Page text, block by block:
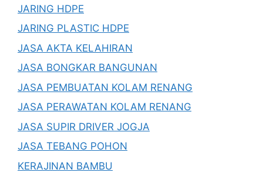
JARING HDPE
JARING PLASTIC HDPE
JASA AKTA KELAHIRAN
JASA BONGKAR BANGUNAN
JASA PEMBUATAN KOLAM RENANG
JASA PERAWATAN KOLAM RENANG
JASA SUPIR DRIVER JOGJA
JASA TEBANG POHON
KERAJINAN BAMBU